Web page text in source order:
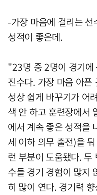
-가장 마음에 걸리는
성적이 좋은데.
"23명 중 2명이 경기에
진수다. 가장 마음 아
성상 쉽게 바꾸기가 어
색 안 하고 훈련장에서
에서 계속 좋은 성적을
세 이하 의무 출전)을
런 부분이 도움됐다. 두
수들 경기 경험이 많지
히 많이 연다. 경기력